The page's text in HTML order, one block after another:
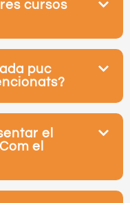
cursos
puc
el
el